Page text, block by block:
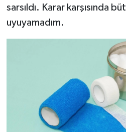
sarsıldı. Karar karşısında
uyuyamadım.